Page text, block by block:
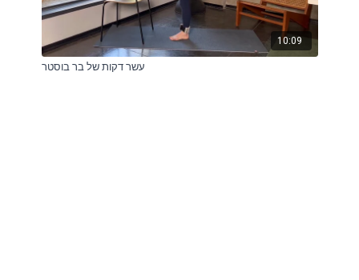
10:09
עשר דקות של בר בוסטר